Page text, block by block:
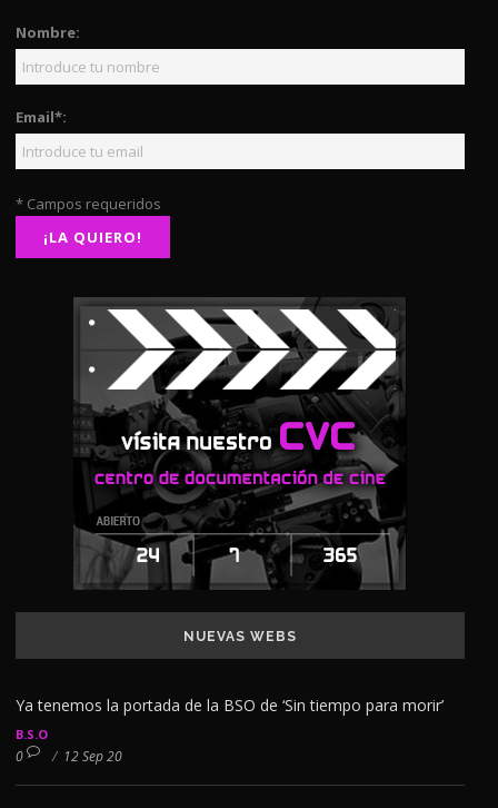
Nombre:
Email*:
* Campos requeridos
NUEVAS WEBS
Ya tenemos la portada de la BSO de ‘Sin tiempo para morir’
B.S.O
0 / 12 Sep 20